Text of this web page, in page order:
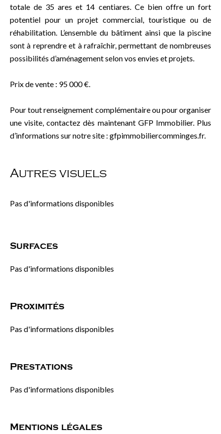
totale de 35 ares et 14 centiares. Ce bien offre un fort
potentiel pour un projet commercial, touristique ou de
réhabilitation. L’ensemble du bâtiment ainsi que la piscine
sont à reprendre et à rafraîchir, permettant de nombreuses
possibilités d’aménagement selon vos envies et projets.
Prix de vente : 95 000 €.
Pour tout renseignement complémentaire ou pour organiser
une visite, contactez dès maintenant GFP Immobilier. Plus
d’informations sur notre site : gfpimmobiliercomminges.fr.
Autres visuels
Pas d'informations disponibles
Surfaces
Pas d'informations disponibles
Proximités
Pas d'informations disponibles
Prestations
Pas d'informations disponibles
Mentions légales